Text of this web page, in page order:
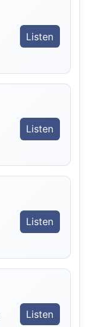
Listen
Listen
Listen
Listen